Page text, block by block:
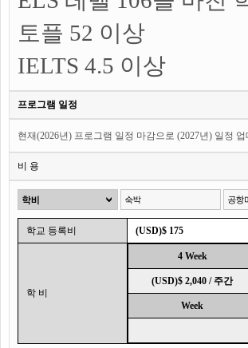
토플 52 이상
IELTS 4.5 이상
프로그램 일정
현재(2026년) 프로그램 일정 마감으로 (2027년) 일정
비 용
학교 등록비 (USD)$ 175
학 비
4 Week
(USD)$ 2,040 / 주간
Week